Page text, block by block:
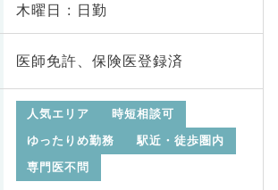
木曜日 : 日勤
医師免許、保険医登録済
人気エリア
時短相談可
ゆったりめ勤務
駅近・徒歩圏内
専門医不問